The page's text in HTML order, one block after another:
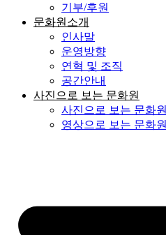
기부/후원
문화원소개
인사말
운영방향
연혁 및 조직
공간안내
사진으로 보는 문화원
사진으로 보는 문화원
영상으로 보는 문화원